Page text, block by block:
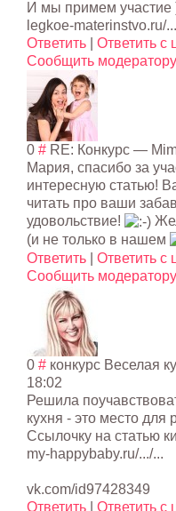
И мы примем участие
legkoe-materinstvo.ru/
Ответить
Ответить с
Сообщить модератору
0 # RE: Конкурс —
Мария, спасибо за
интересную статью!
читать про ваши
удовольствие!
(и не только в нашем
Ответить
Ответить с
Сообщить модератору
0 # конкурс Веселая
18:02
Решила
кухня - это место для
Ссылочку на статью
my-happybaby.ru/.../...
vk.com/id97428349
Ответить
Ответить с